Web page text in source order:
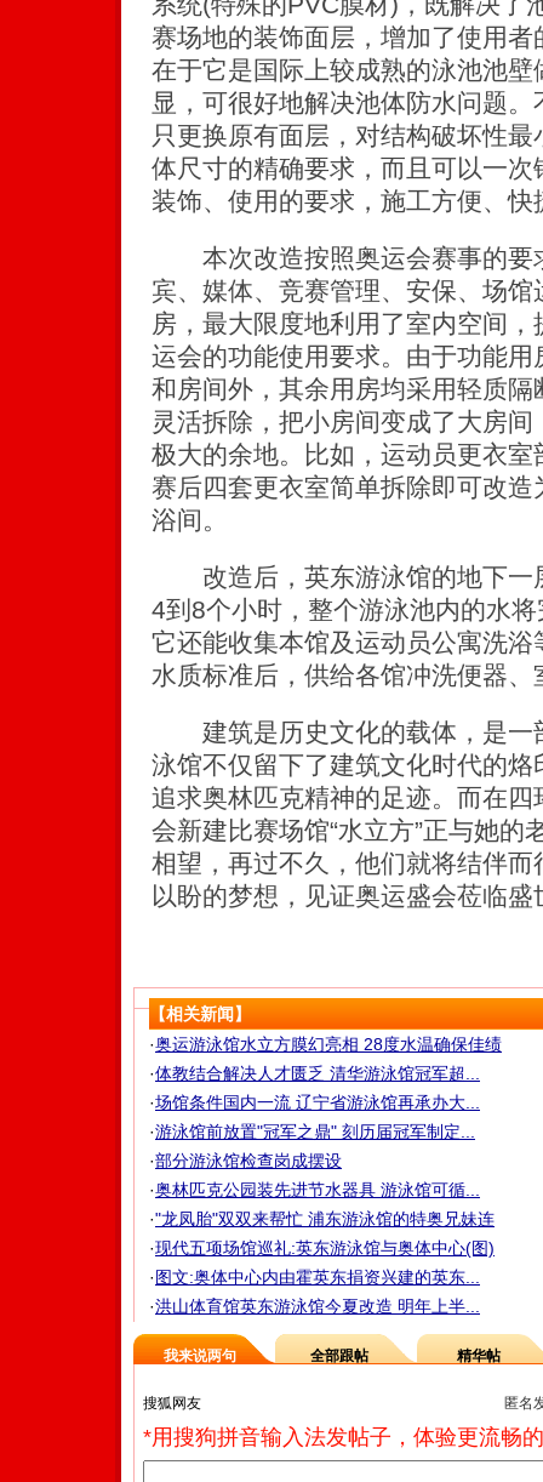
赛场地的装饰面层，增加了使用
在于它是国际上较成熟的泳池池
显，可很好地解决池体防水问题
只更换原有面层，对结构破坏性
体尺寸的精确要求，而且可以一
装饰、使用的要求，施工方便、快
本次改造按照奥运会赛事的要
宾、媒体、竞赛管理、安保、场
房，最大限度地利用了室内空间
运会的功能使用要求。由于功能
和房间外，其余用房均采用轻质
灵活拆除，把小房间变成了大房
极大的余地。比如，运动员更衣
赛后四套更衣室简单拆除即可改
浴间。
改造后，英东游泳馆的地下一
4到8个小时，整个游泳池内的水
它还能收集本馆及运动员公寓洗
水质标准后，供给各馆冲洗便器
建筑是历史文化的载体，是一
泳馆不仅留下了建筑文化时代的
追求奥林匹克精神的足迹。而在
会新建比赛场馆“水立方”正与她
相望，再过不久，他们就将结伴
以盼的梦想，见证奥运盛会莅临
【相关新闻】
·奥运游泳馆水立方膜幻亮相 28度水温确保佳绩
·体教结合解决人才匮乏 清华游泳馆冠军超...
·场馆条件国内一流 辽宁省游泳馆再承办大...
·游泳馆前放置"冠军之鼎" 刻历届冠军制定...
·部分游泳馆检查岗成摆设
·奥林匹克公园装先进节水器具 游泳馆可循...
·"龙凤胎"双双来帮忙 浦东游泳馆的特奥兄妹连
·现代五项场馆巡礼:英东游泳馆与奥体中心(图)
·图文:奥体中心内由霍英东捐资兴建的英东...
·洪山体育馆英东游泳馆今夏改造 明年上半...
我来说两句 全部跟帖 精华帖
匿名
*用搜狗拼音输入法发帖子，体验更流畅